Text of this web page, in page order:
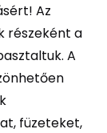
Az
részeként a
A
füzeteket,